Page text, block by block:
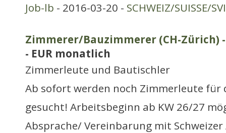
Job-lb - 2016-03-20 - SCHWEIZ/SUISSE/
Zimmerer/Bauzimmerer (CH-Zürich)
- EUR monatlich
Zimmerleute und Bautischler
Ab sofort werden noch Zimmerleute für
gesucht! Arbeitsbeginn ab KW 26/27
Absprache/ Vereinbarung mit